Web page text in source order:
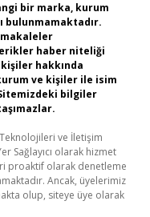
bir marka, kurum
bulunmamaktadır.
makaleler
haber niteliği
hakkında
ve kişiler ile isim
bilgiler
Teknolojileri ve İletişim
Sağlayıcı olarak hizmet
proaktif olarak denetleme
Ancak, üyelerimiz
olup, siteye üye olarak